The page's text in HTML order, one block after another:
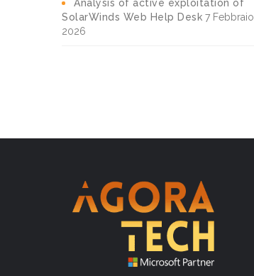
Analysis of active exploitation of
SolarWinds Web Help Desk 7 Febbraio
2026